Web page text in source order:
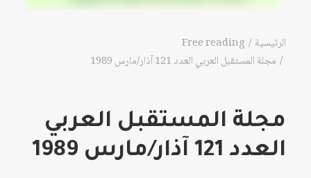
الرئيسية
Free reading
مجلة المستقبل العربي العدد 121 آذار/مارس 1989
مجلة المستقبل العربي
العدد 121 آذار/مارس 1989